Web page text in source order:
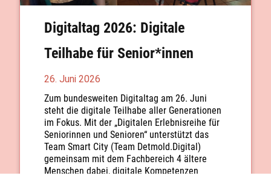
Digitaltag 2026: Digitale
Teilhabe für Senior*innen
26. Juni 2026
Zum bundesweiten Digitaltag am 26. Juni
steht die digitale Teilhabe aller Generationen
im Fokus. Mit der „Digitalen Erlebnisreihe für
Seniorinnen und Senioren“ unterstützt das
Team Smart City (Team Detmold.Digital)
gemeinsam mit dem Fachbereich 4 ältere
Menschen dabei, digitale Kompetenzen